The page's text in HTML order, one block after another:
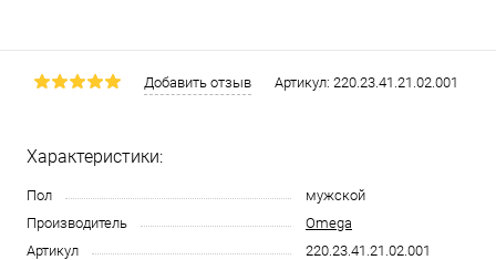
Добавить отзыв Артикул: 220.23.41.21.02.001
Характеристики:
Пол
мужской
Производитель
Omega
Артикул
220.23.41.21.02.001